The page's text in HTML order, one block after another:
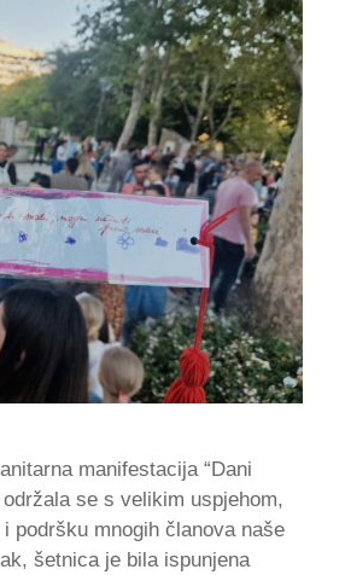
manifestacija “Dani
održala se s velikim uspjehom,
podršku mnogih članova naše
šetnica je bila ispunjena